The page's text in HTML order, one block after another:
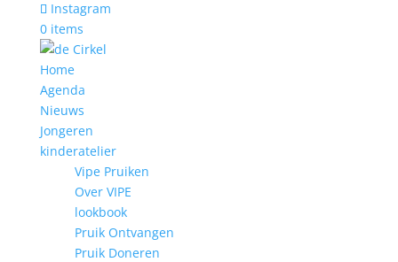
Instagram
0 items
Home
Agenda
Nieuws
Jongeren
kinderatelier
Vipe Pruiken
Over VIPE
lookbook
Pruik Ontvangen
Pruik Doneren